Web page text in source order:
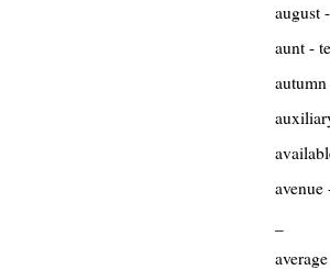
august
aunt -
avenue